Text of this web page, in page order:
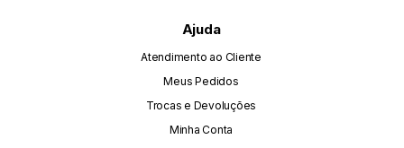
Ajuda
Atendimento ao Cliente
Meus Pedidos
Trocas e Devoluções
Minha Conta